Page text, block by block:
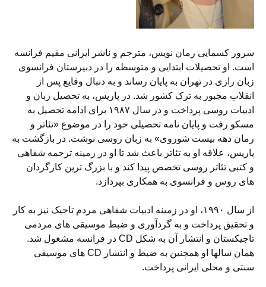
سرور کسمایی رمان نویس، مترجم و ناشر ایرانی مقیم فرانسه
است. او تحصیلات ابتدایی و متوسطه را در دبیرستان فرانسوی
زبان رازی در تهران به پایان رساند و به دنبال وقایع پس از
انقلاب مجبور به ترک کشور شد. در پاریس، به تحصیل زبان و
ادبیات روسی پرداخت و در سال ۱۹۸۷ برای ادامه تحصیل به
مسکو رفت و پایان نامه تحصیلی خود را در موضوع «تئاتر و
رمان دهه بیست شوروی» به زبان روسی نوشت. در بازگشت به
پاریس، علاقه او به تئاتر باعث شد تا او در زمینه ترجمه شفاهی
و کتبی تئاتر روسی تخصص پیدا کند و با بزرگ ترین کارگردان
های روس و فرانسوی به همکاری بپردازد.
از سال ۱۹۹۰، او در زمینه ادبیات شفاهی مردم تاجیک نیز به کار
و تحقیق پرداخت و به گردآوری و ضبط موسیقی های مردمی
تاجیکستان و انتشار آن به شکل CD در فرانسه مشغول شد.
همان سالها او همچنین به ضبط و انتشار CD های موسیقی
سنتی و محلی ایرانی پرداخت.